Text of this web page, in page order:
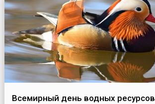
Всемирный день водных ресурсов